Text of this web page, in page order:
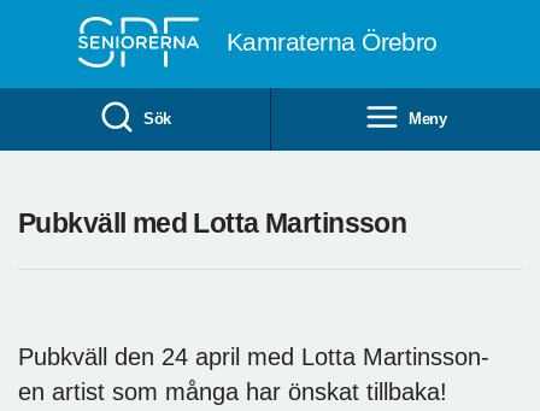
Kamraterna Örebro
Sök Meny
Pubkväll med Lotta Martinsson
Pubkväll den 24 april med Lotta Martinsson-
en artist som många har önskat tillbaka!